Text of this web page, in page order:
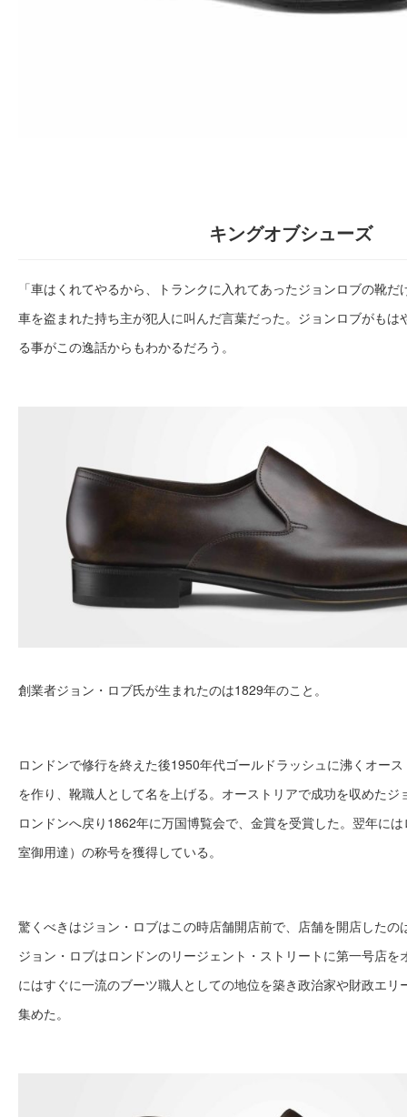
キングオブシューズ
「車はくれてやるから、トランクに入れてあったジョンロブの靴
車を盗まれた持ち主が犯人に叫んだ言葉だった。ジョンロブがもは
る事がこの逸話からもわかるだろう。
創業者ジョン・ロブ氏が生まれたのは1829年のこと。
ロンドンで修行を終えた後1950年代ゴールドラッシュに沸くオー
を作り、靴職人として名を上げる。オーストリアで成功を収めた
ロンドンへ戻り1862年に万国博覧会で、金賞を受賞した。翌年に
室御用達）の称号を獲得している。
驚くべきはジョン・ロブはこの時店舗開店前で、店舗を開店した
ジョン・ロブはロンドンのリージェント・ストリートに第一号店を
にはすぐに一流のブーツ職人としての地位を築き政治家や財政エリ
集めた。